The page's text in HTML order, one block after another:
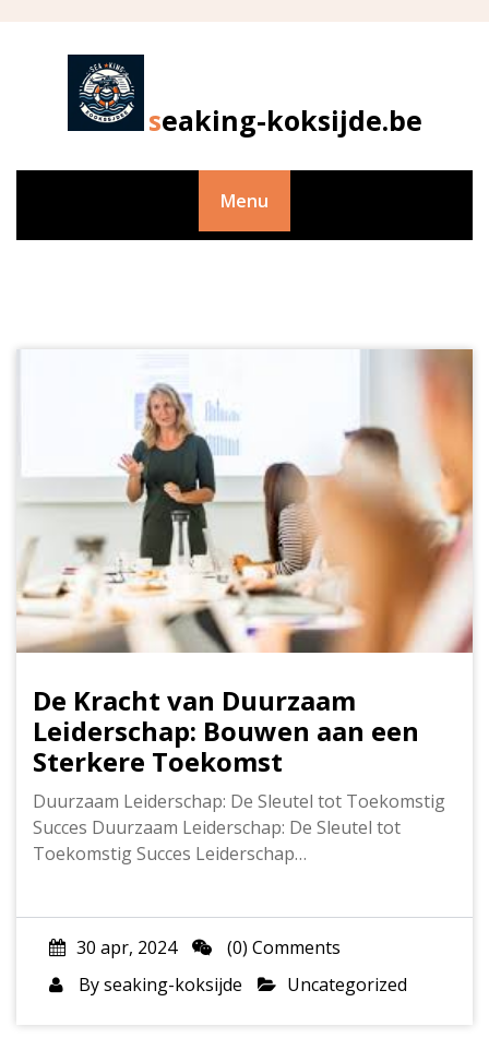
seaking-koksijde.be
Menu
De Kracht van Duurzaam
Leiderschap: Bouwen aan een
Sterkere Toekomst
Duurzaam Leiderschap: De Sleutel tot Toekomstig
Succes Duurzaam Leiderschap: De Sleutel tot
Toekomstig Succes Leiderschap…
30 apr, 2024
(0) Comments
Byseaking-koksijde Uncategorized